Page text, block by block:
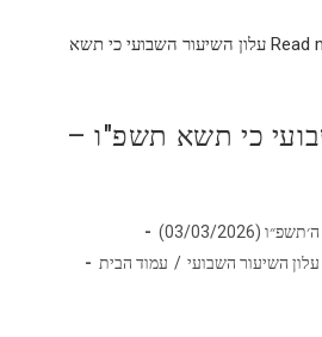
כי תשא תשפ"ו –
(03/03/2026)
עלון השיעור השבועי / עמוד הבית